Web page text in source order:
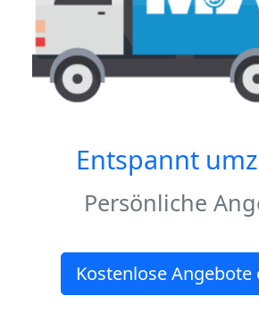
Entspannt
Persönliche
Kostenlose Angebote